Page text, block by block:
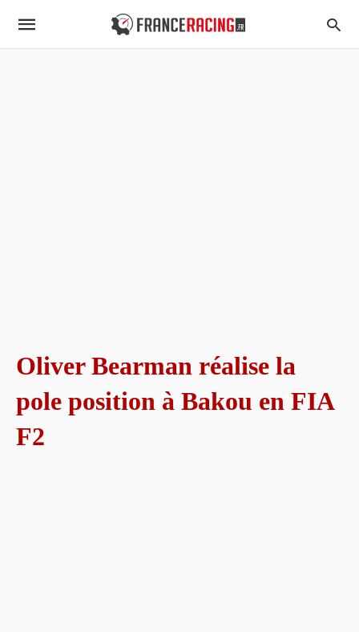
Oliver Bearman réalise la
pole position à Bakou en FIA
F2